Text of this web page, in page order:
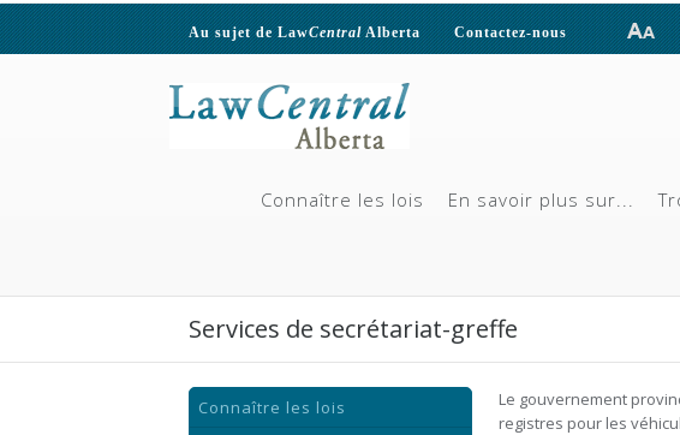
Au sujet de LawCentralAlberta Contactez-nous
Connaître les lois En savoir plus sur...
Services de secrétariat-greffe
Connaître les lois
Le gouvernement
registres pour les